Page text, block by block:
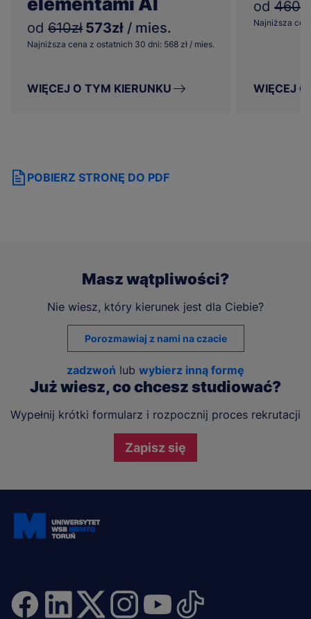
od 610zł 573zł / mies.
Najniższa cena z ostatnich 30 dni: 568 zł / mies.
WIĘCEJ O TYM KIERUNKU
od 460zł
Najniższa
WIĘCEJ
POBIERZ STRONĘ DO PDF
Masz wątpliwości?
Nie wiesz, który kierunek jest dla Ciebie?
Porozmawiaj z nami na czacie
zadzwoń lub wybierz inną formę
Już wiesz, co chcesz studiować?
Wypełnij krótki formularz i rozpocznij proces rekrutacji
Zapisz się